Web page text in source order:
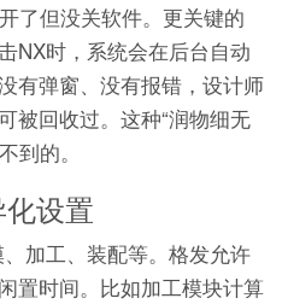
了但没关软件。更关键的
NX时，系统会在后台自动
有弹窗、没有报错，设计师
被回收过。这种“润物细无
到的。
设置
加工、装配等。格发允许
置时间。比如加工模块计算